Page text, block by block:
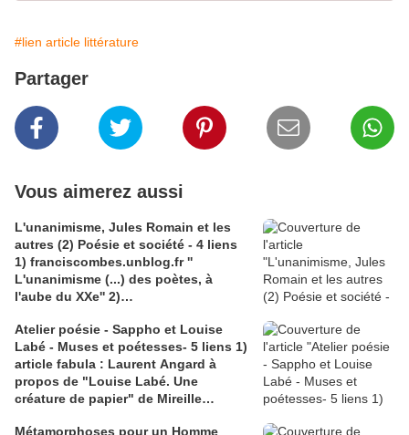
#lien article littérature
Partager
Vous aimerez aussi
L'unanimisme, Jules Romain et les
autres (2) Poésie et société - 4 liens
1) franciscombes.unblog.fr ''
L'unanimisme (...) des poètes, à
l'aube du XXe'' 2)
Jacques Coenen-Huther ''J. Romain,
''Poète de la sociologie''; 3)
Couverture ''La vie unanime'' Poésie
Gallimard; 4) claireantoine .com
Mardis-Poésie(1): (...) Le ''Je''du poète
Atelier poésie - Sappho et Louise
Labé - Muses et poétesses- 5 liens 1)
article fabula : Laurent Angard à
propos de "Louise Labé. Une
créature de papier" de Mireille
Métamorphoses pour un Homme